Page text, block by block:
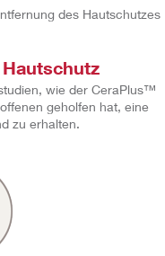
des Hautschutzes
wie der CeraPlus™
geholfen hat, eine
zu erhalten.